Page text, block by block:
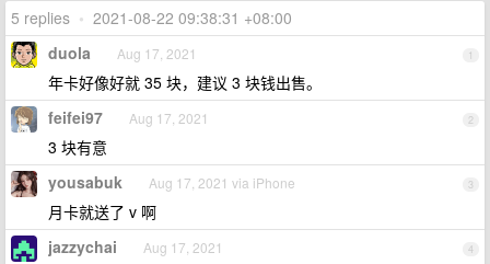
5 replies • 2021-08-22 09:38:31 +08:00
1
duola Aug 17, 2021
年卡好像好就 35 块，建议 3 块钱出售。
2
feifei97 Aug 17, 2021
3 块有意
3
yousabuk Aug 17, 2021 via iPhone
月卡就送了 v 啊
4
jazzychai Aug 17, 2021